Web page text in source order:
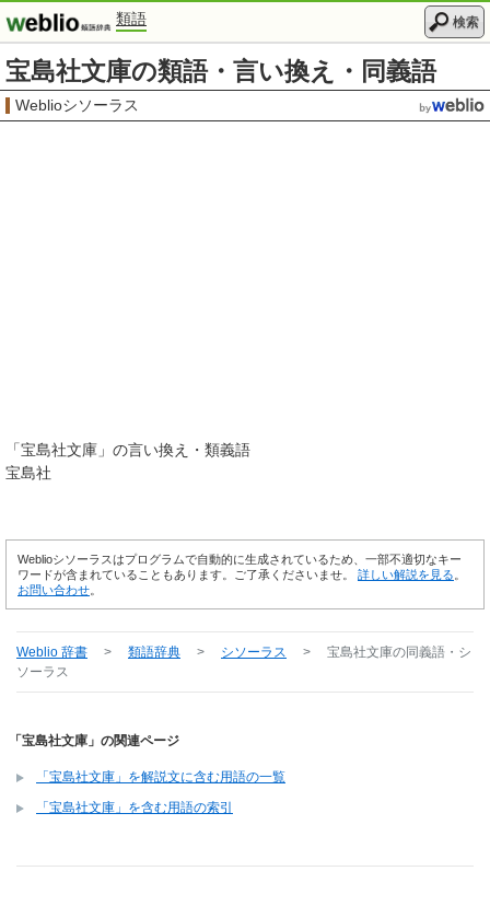
類語 検索
宝島社文庫の類語・言い換え・同義語
Weblioシソーラス
「宝島社文庫 」の言い換え・類義語
宝島社
Weblioシソーラスはプログラムで自動的に生成されているため、一部不適切なキー
ワードが含まれていることもあります。ご了承くださいませ。 詳しい解説を見る
お問い合わせ
Weblio 辞書 > 類語辞典 > シソーラス > 宝島社文庫の同義語・シ
ソーラス
「宝島社文庫」の関連ページ
「宝島社文庫」を解説文に含む用語の一覧
「宝島社文庫」を含む用語の索引